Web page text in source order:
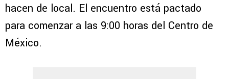
hacen de local. El encuentro está pactado
para comenzar a las 9:00 horas del Centro de
México.